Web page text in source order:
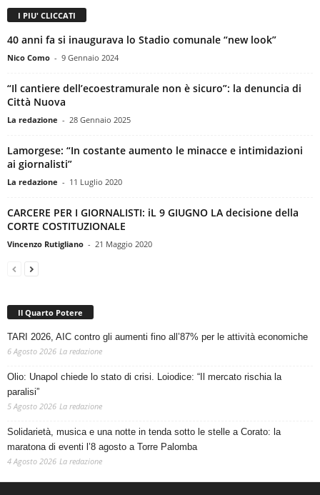
I PIU' CLICCATI
40 anni fa si inaugurava lo Stadio comunale “new look”
Nico Como - 9 Gennaio 2024
“Il cantiere dell’ecoestramurale non è sicuro”: la denuncia di
Città Nuova
La redazione - 28 Gennaio 2025
Lamorgese: “In costante aumento le minacce e intimidazioni
ai giornalisti”
La redazione - 11 Luglio 2020
CARCERE PER I GIORNALISTI: iL 9 GIUGNO LA decisione della
CORTE COSTITUZIONALE
Vincenzo Rutigliano - 21 Maggio 2020
Il Quarto Potere
TARI 2026, AIC contro gli aumenti fino all’87% per le attività economiche
6 Agosto 2026 La redazione
Olio: Unapol chiede lo stato di crisi. Loiodice: “Il mercato rischia la
paralisi”
5 Agosto 2026 La redazione
Solidarietà, musica e una notte in tenda sotto le stelle a Corato: la
maratona di eventi l’8 agosto a Torre Palomba
4 Agosto 2026 La redazione